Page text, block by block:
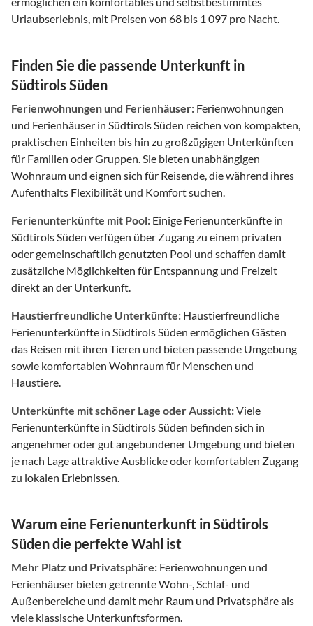
Urlaubserlebnis, mit Preisen von 68 bis 1 097 pro Nacht.
Finden Sie die passende Unterkunft in
Südtirols Süden
Ferienwohnungen und Ferienhäuser: Ferienwohnungen
und Ferienhäuser in Südtirols Süden reichen von kompakten,
praktischen Einheiten bis hin zu großzügigen Unterkünften
für Familien oder Gruppen. Sie bieten unabhängigen
Wohnraum und eignen sich für Reisende, die während ihres
Aufenthalts Flexibilität und Komfort suchen.
Ferienunterkünfte mit Pool: Einige Ferienunterkünfte in
Südtirols Süden verfügen über Zugang zu einem privaten
oder gemeinschaftlich genutzten Pool und schaffen damit
zusätzliche Möglichkeiten für Entspannung und Freizeit
direkt an der Unterkunft.
Haustierfreundliche Unterkünfte: Haustierfreundliche
Ferienunterkünfte in Südtirols Süden ermöglichen Gästen
das Reisen mit ihren Tieren und bieten passende Umgebung
sowie komfortablen Wohnraum für Menschen und
Haustiere.
Unterkünfte mit schöner Lage oder Aussicht:Viele
Ferienunterkünfte in Südtirols Süden befinden sich in
angenehmer oder gut angebundener Umgebung und bieten
je nach Lage attraktive Ausblicke oder komfortablen Zugang
zu lokalen Erlebnissen.
Warum eine Ferienunterkunft in Südtirols
Süden die perfekte Wahl ist
Mehr Platz und Privatsphäre: Ferienwohnungen und
Ferienhäuser bieten getrennte Wohn-, Schlaf- und
Außenbereiche und damit mehr Raum und Privatsphäre als
viele klassische Unterkunftsformen.